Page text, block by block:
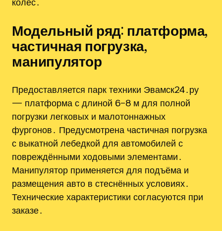
Модельный ряд: платформа‚
частичная погрузка‚
манипулятор
Предоставляется парк техники Эвамск24․ру
— платформа с длиной 6–8 м для полной
погрузки легковых и малотоннажных
фургонов․ Предусмотрена частичная погрузка
с выкатной лебедкой для автомобилей с
повреждёнными ходовыми элементами․
Манипулятор применяется для подъёма и
размещения авто в стеснённых условиях․
Технические характеристики согласуются при
заказе․